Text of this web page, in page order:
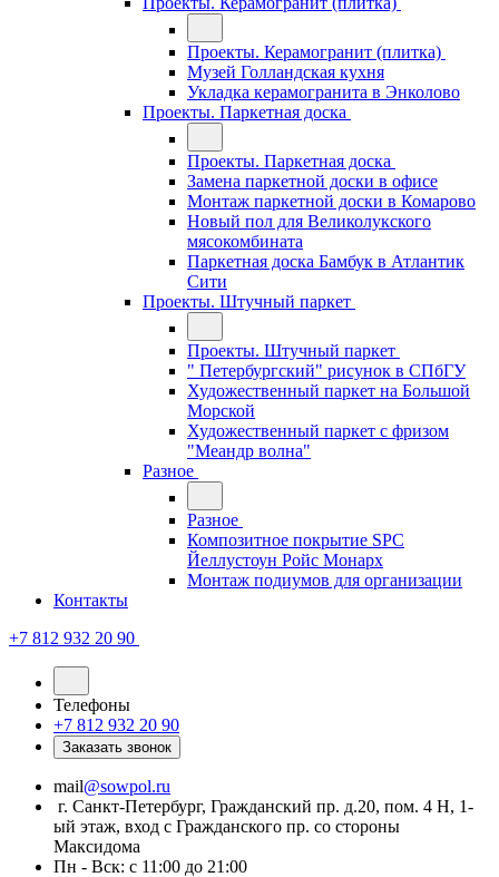
Проекты. Керамогранит (плитка)
Музей Голландская кухня
Укладка керамогранита в Энколово
Проекты. Паркетная доска
Проекты. Паркетная доска
Замена паркетной доски в офисе
Монтаж паркетной доски в Комарово
Новый пол для Великолукского
мясокомбината
Паркетная доска Бамбук в Атлантик
Сити
Проекты. Штучный паркет
Проекты. Штучный паркет
" Петербургский" рисунок в СПбГУ
Художественный паркет на Большой
Морской
Художественный паркет с фризом
"Меандр волна"
Разное
Разное
Композитное покрытие SPC
Йеллустоун Ройс Монарх
Монтаж подиумов для организации
Контакты
+7 812 932 20 90
Телефоны
+7 812 932 20 90
Заказать звонок
mail@sowpol.ru
г. Санкт-Петербург, Гражданский пр. д.20, пом. 4 Н, 1-
ый этаж, вход с Гражданского пр. со стороны
Максидома
Пн - Вск: с 11:00 до 21:00